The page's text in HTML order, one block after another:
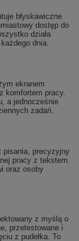
błyskawiczne
dostęp do
działa
dnia.
ekranem
komfortem pracy.
a jednocześnie
zadań.
pisania, precyzyjny
pracy z tekstem.
oraz osoby
z myślą o
przetestowane i
z pudełka. To